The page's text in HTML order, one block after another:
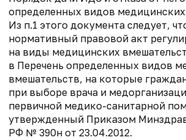
определенных видов
Из п.1 этого документа следует,
нормативный правовой акт
на виды медицинских
в Перечень определенных видов
вмешательств, на которые
при выборе врача и
первичной медико-санитарной
утвержденный Приказом
РФ № 390н от 23.04.2012.